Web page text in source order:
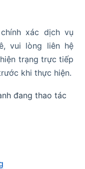
xác dịch vụ
vui lòng liên hệ
trạng trực tiếp
khi thực hiện.
đang thao tác